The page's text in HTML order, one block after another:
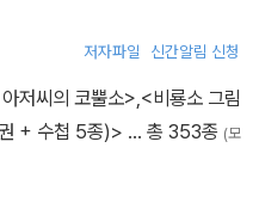
날기'와 '헤엄치기'조차 배우지
사실을 모른채 지나간다. 결국
차리지 못하고 기러기들은 떠나
저자파일 신간알림 신청
저씨의 코뿔소>,<비룡소 그림
+ 수첩 5종)> … 총 353종 (모